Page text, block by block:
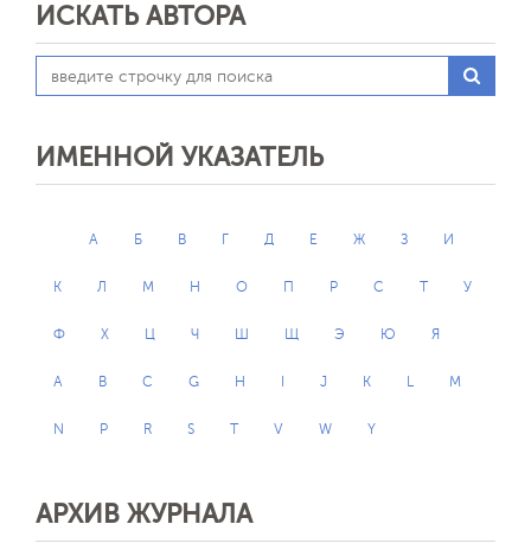
ИСКАТЬ АВТОРА
ИМЕННОЙ УКАЗАТЕЛЬ
А Б В Г Д Е Ж З И
К Л М Н О П Р С Т У
Ф Х Ц Ч Ш Щ Э Ю Я
A B C G H J K L M
N P R S T V W Y
АРХИВ ЖУРНАЛА